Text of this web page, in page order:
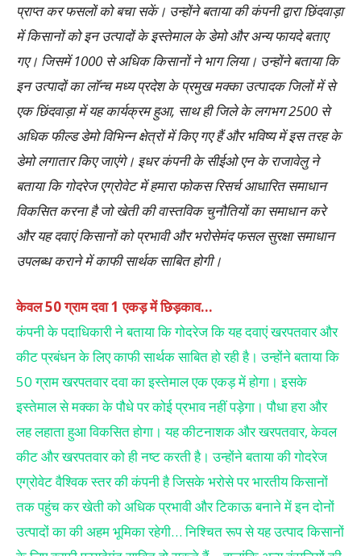
प्राप्त कर फसलों को बचा सकें। उन्होंने बताया की कंपनी द्वारा छिंदवाड़ा
में किसानों को इन उत्पादों के इस्तेमाल के डेमो और अन्य फायदे बताए
गए। जिसमें 1000 से अधिक किसानों ने भाग लिया। उन्होंने बताया कि
इन उत्पादों का लॉन्च मध्य प्रदेश के प्रमुख मक्का उत्पादक जिलों में से
एक छिंदवाड़ा में यह कार्यक्रम हुआ, साथ ही जिले के लगभग 2500 से
अधिक फील्ड डेमो विभिन्न क्षेत्रों में किए गए हैं और भविष्य में इस तरह के
डेमो लगातार किए जाएंगे। इधर कंपनी के सीईओ एन के राजावेलु ने
बताया कि गोदरेज एग्रोवेट में हमारा फोकस रिसर्च आधारित समाधान
विकसित करना है जो खेती की वास्तविक चुनौतियों का समाधान करे
और यह दवाएं किसानों को प्रभावी और भरोसेमंद फसल सुरक्षा समाधान
उपलब्ध कराने में काफी सार्थक साबित होगी।
केवल 50 ग्राम दवा 1 एकड़ में छिड़काव…
कंपनी के पदाधिकारी ने बताया कि गोदरेज कि यह दवाएं खरपतवार और
कीट प्रबंधन के लिए काफी सार्थक साबित हो रही है। उन्होंने बताया कि
50 ग्राम खरपतवार दवा का इस्तेमाल एक एकड़ में होगा। इसके
इस्तेमाल से मक्का के पौधे पर कोई प्रभाव नहीं पड़ेगा। पौधा हरा और
लह लहाता हुआ विकसित होगा। यह कीटनाशक और खरपतवार, केवल
कीट और खरपतवार को ही नष्ट करती है। उन्होंने बताया की गोदरेज
एग्रोवेट वैश्विक स्तर की कंपनी है जिसके भरोसे पर भारतीय किसानों
तक पहुंच कर खेती को अधिक प्रभावी और टिकाऊ बनाने में इन दोनों
उत्पादों का की अहम भूमिका रहेगी… निश्चित रूप से यह उत्पाद किसानों